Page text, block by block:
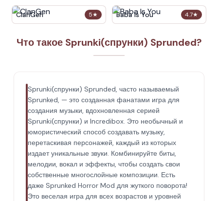
5★
ClanGen 4.7★
Baba Is You
Что такое Sprunki(спрунки) Sprunded?
Sprunki(спрунки) Sprunded, часто называемый
Sprunked, — это созданная фанатами игра для
создания музыки, вдохновленная серией
Sprunki(спрунки) и Incredibox. Это необычный и
юмористический способ создавать музыку,
перетаскивая персонажей, каждый из которых
издает уникальные звуки. Комбинируйте биты,
мелодии, вокал и эффекты, чтобы создать свои
собственные многослойные композиции. Есть
даже Sprunked Horror Mod для жуткого поворота!
Это веселая игра для всех возрастов и уровней